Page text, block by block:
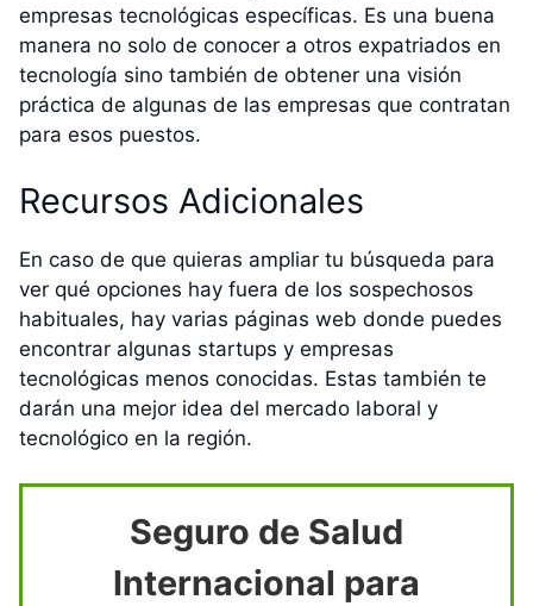
empresas tecnológicas específicas. Es una buena
manera no solo de conocer a otros expatriados en
tecnología sino también de obtener una visión
práctica de algunas de las empresas que contratan
para esos puestos.
Recursos Adicionales
En caso de que quieras ampliar tu búsqueda para
ver qué opciones hay fuera de los sospechosos
habituales, hay varias páginas web donde puedes
encontrar algunas startups y empresas
tecnológicas menos conocidas. Estas también te
darán una mejor idea del mercado laboral y
tecnológico en la región.
Seguro de Salud
Internacional para